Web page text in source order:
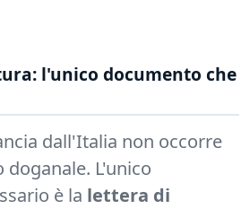
l'unico documento che
dall'Italia non occorre
L'unico
è la lettera di